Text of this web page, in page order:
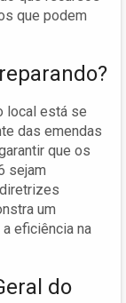
que podem
local está se
das emendas
que os
sejam
um
eficiência na
do